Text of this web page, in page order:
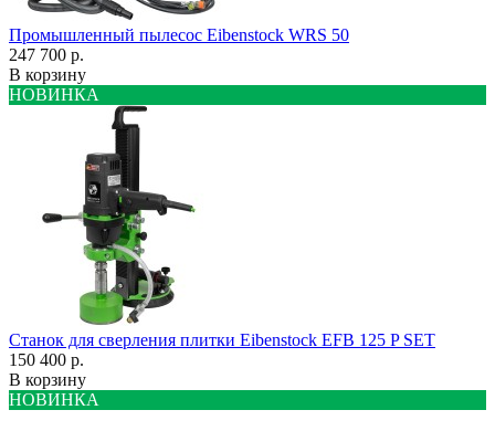
Промышленный пылесос Eibenstock WRS 50
247 700 р.
В корзину
НОВИНКА
Станок для сверления плитки Eibenstock EFB 125 P SET
150 400 р.
В корзину
НОВИНКА